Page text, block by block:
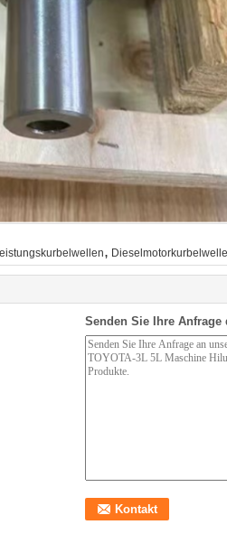
, Dieselmotorkurbelwelle
Senden Sie Ihre Anfrage